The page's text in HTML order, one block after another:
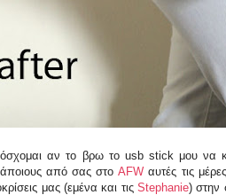
αν το βρω το usb stick μου να
από σας στοAFW αυτές τις
μας (εμένα και τις Stephanie) στην